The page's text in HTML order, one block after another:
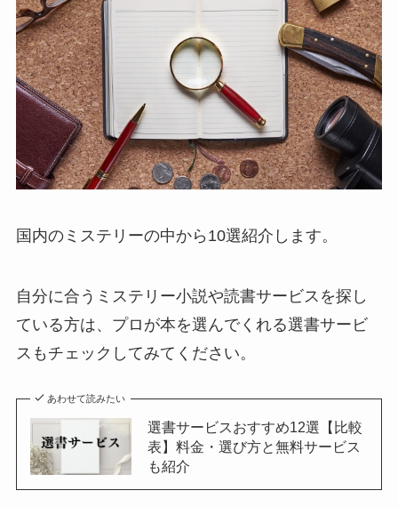
国内のミステリーの中から10選紹介します。
自分に合うミステリー小説や読書サービスを探し
ている方は、プロが本を選んでくれる選書サービ
スもチェックしてみてください。
あわせて読みたい
選書サービスおすすめ12選【比較
表】料金・選び方と無料サービス
も紹介